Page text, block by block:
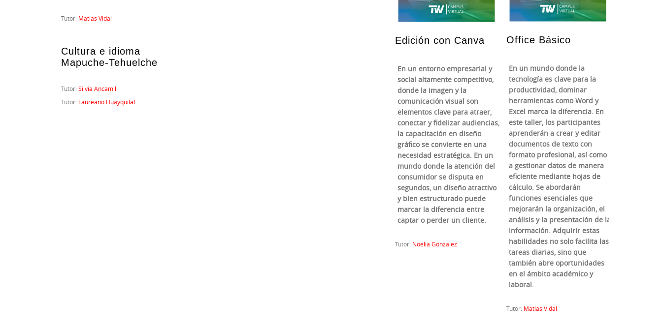
Tutor: Matias Vidal
Cultura e idioma
Mapuche-Tehuelche
Tutor: Silvia Ancamil
Tutor: Laureano Huayquilaf
Edición con Canva
En un entorno empresarial y
social altamente competitivo,
donde la imagen y la
comunicación visual son
elementos clave para atraer,
conectar y fidelizar audiencias,
la capacitación en diseño
gráfico se convierte en una
necesidad estratégica. En un
mundo donde la atención del
consumidor se disputa en
segundos, un diseño atractivo
y bien estructurado puede
marcar la diferencia entre
captar o perder un cliente.
Tutor: Noelia Gonzalez
Office Básico
En un mundo donde la
tecnología es clave para la
productividad, dominar
herramientas como Word y
Excel marca la diferencia. En
este taller, los participantes
aprenderán a crear y editar
documentos de texto con
formato profesional, así como
a gestionar datos de manera
eficiente mediante hojas de
cálculo. Se abordarán
funciones esenciales que
mejorarán la organización, el
análisis y la presentación de la
información. Adquirir estas
habilidades no solo facilita las
tareas diarias, sino que
también abre oportunidades
en el ámbito académico y
laboral.
Tutor: Matias Vidal